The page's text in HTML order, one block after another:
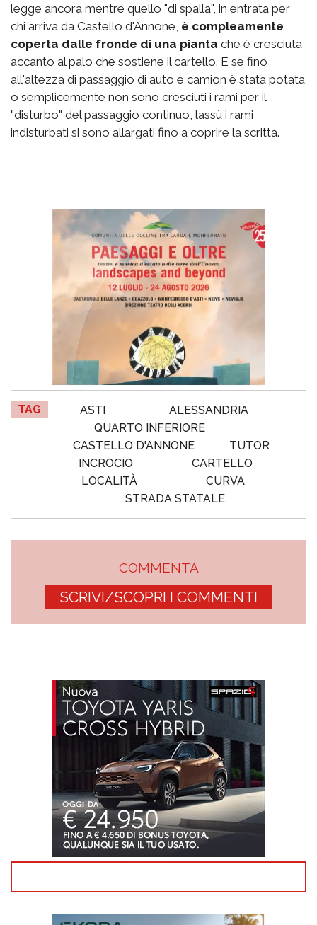
legge ancora mentre quello "di spalla", in entrata per
chi arriva da Castello d'Annone, è compleamente
coperta dalle fronde di una pianta che è cresciuta
accanto al palo che sostiene il cartello. E se fino
all'altezza di passaggio di auto e camion è stata potata
o semplicemente non sono cresciuti i rami per il
"disturbo" del passaggio continuo, lassù i rami
indisturbati si sono allargati fino a coprire la scritta.
TAG ASTI
ALESSANDRIA
QUARTO INFERIORE
CASTELLO D'ANNONE
TUTOR
INCROCIO
CARTELLO
LOCALITÀ
CURVA
STRADA STATALE
COMMENTA
SCRIVI/SCOPRI I COMMENTI